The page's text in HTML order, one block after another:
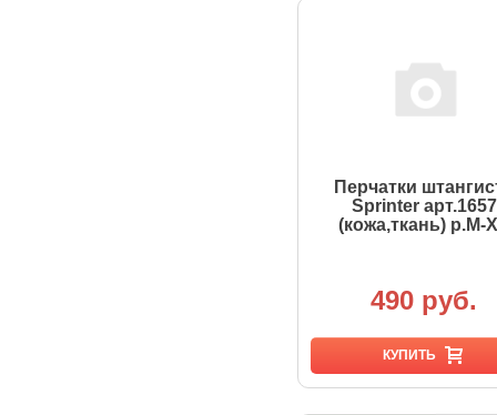
Перчатки
Sprinter арт.1657
(кожа,ткань) р.M-
490 руб.
КУПИТЬ